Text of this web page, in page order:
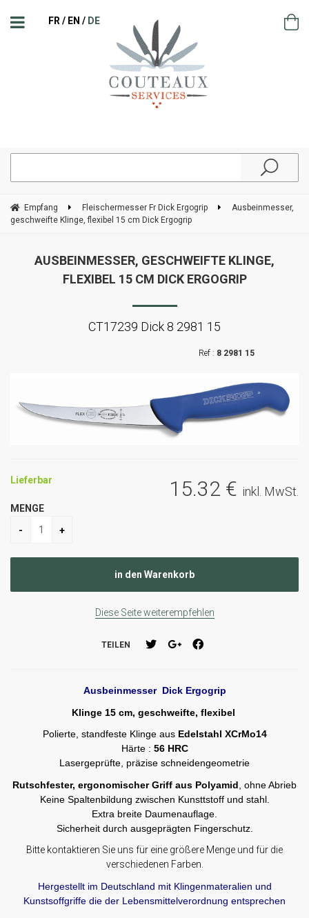
FR EN DE
Empfang Fleischermesser Fr Dick Ergogrip
Ausbeinmesser,
geschweifte Klinge, flexibel 15 cm Dick Ergogrip
AUSBEINMESSER, GESCHWEIFTE KLINGE,
FLEXIBEL 15 CM DICK ERGOGRIP
CT17239 Dick 8 2981 15
8 2981 15
15.32 € inkl. MwSt.
Lieferbar
MENGE
Diese Seite weiterempfehlen
TEILEN
Ausbeinmesser Dick Ergogrip
Klinge 15 cm, geschweifte, flexibel
Polierte, standfeste Klinge ausEdelstahl XCrMo14
Härte : 56 HRC
Lasergeprüfte, präzise schneidengeometrie
Rutschfester, ergonomischer Griff aus Polyamid , ohne Abrieb
Keine Spaltenbildung zwischen Kunsttstoff und stahl.
Extra breite Daumenauflage.
Sicherheit durch ausgeprägten Fingerschutz.
Bitte kontaktieren Sie uns für eine größere Menge und für die
verschiedenen Farben.
Hergestellt im Deutschland mit Klingenmateralien und
Kunstsoffgriffe die der Lebensmittelverordnung entsprechen